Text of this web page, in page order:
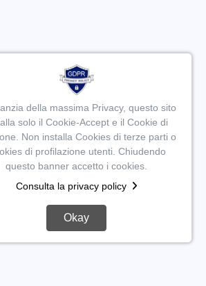
della massima Privacy, questo sito
solo il Cookie-Accept e il Cookie di
Non installa Cookies di terze parti o
di profilazione utenti. Chiudendo
questo banner accetto i cookies.
Consulta la privacy policy
Okay